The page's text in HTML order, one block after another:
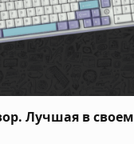
Лучшая в своем